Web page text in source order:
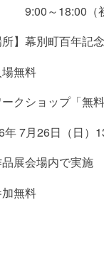
～18:00（初日
所】幕別町百年
無料
ークショップ「無
年 7月26日（日）
展会場内で実施
無料